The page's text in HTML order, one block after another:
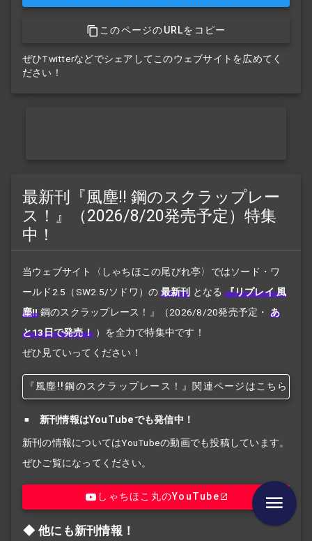
このページのURLをコピー
ぜひTwitterなどでシェアしてこのウェブサイトを広めてく
ださい！
最新刊『風塵!! 鋼のスクラップレー
ス！』（2026/8/20発売予定）特集
中！
当ウェブサイト〈しゃちほこの尾びれ亭〉ではソード・ワ
ールド2.5（SW2.5/ソドワ）の 最新刊 となる 『リプレイ 風
塵!! 鋼のスクラップレース！』 （2026/8/20発売予定・ あ
と13日で発売！ ）を全力で特集中です！
ぜひ見ていってください！
『風塵!! 鋼のスクラップレース！』関連ページはこちら
新刊情報はYouTubeでも発信中！
新刊の情報についてはYouTubeの動画でも投稿しています。
ぜひご覧になってください。
しゃちほこ丸のYouTube
他にも新刊情報！